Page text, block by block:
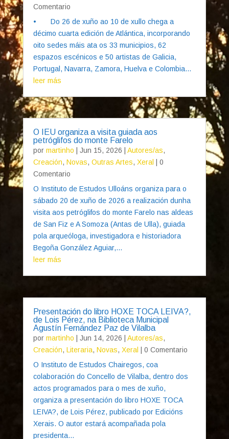
Comentario
• Do 26 de xuño ao 10 de xullo chega a
décimo cuarta edición de Atlántica, incorporando
oito sedes máis ata os 33 municipios, 62
espazos escénicos e 50 artistas de Galicia,
Portugal, Navarra, Zamora, Huelva e Colombia...
leer más
O IEU organiza a visita guiada aos
petróglifos do monte Farelo
por martinho Jun 15, 2026 Autores/as,
Creación, Novas, Outras Artes, Xeral
| 0
Comentario
O Instituto de Estudos Ulloáns organiza para o
sábado 20 de xuño de 2026 a realización dunha
visita aos petróglifos do monte Farelo nas aldeas
de San Fiz e A Somoza (Antas de Ulla), guiada
pola arqueóloga, investigadora e historiadora
Begoña González Aguiar,...
leer más
Presentación do libro HOXE TOCA LEIVA?,
de Lois Pérez, na Biblioteca Municipal
Agustín Fernández Paz de Vilalba
por martinho Jun 14, 2026 Autores/as,
Creación, Literaria, Novas, Xeral
| 0 Comentario
O Instituto de Estudos Chairegos, coa
colaboración do Concello de Vilalba, dentro dos
actos programados para o mes de xuño,
organiza a presentación do libro HOXE TOCA
LEIVA?, de Lois Pérez, publicado por Edicións
Xerais. O autor estará acompañada pola
presidenta...